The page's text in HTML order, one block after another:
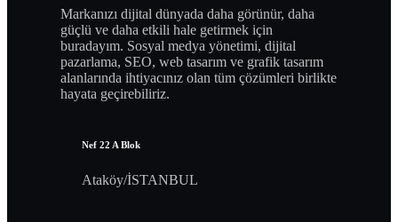
Markanızı dijital dünyada daha görünür, daha
güçlü ve daha etkili hale getirmek için
buradayım. Sosyal medya yönetimi, dijital
pazarlama, SEO, web tasarım ve grafik tasarım
alanlarında ihtiyacınız olan tüm çözümleri birlikte
hayata geçirebiliriz.
Nef 22 A Blok
Ataköy/İSTANBUL